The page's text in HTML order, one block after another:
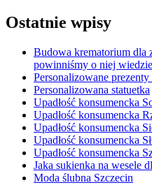
Ostatnie wpisy
Budowa krematorium dla
powinniśmy o niej
Personalizowane
Personalizowana statuetka
Upadłość konsumencka
Upadłość konsumencka
Upadłość konsumencka
Upadłość konsumencka
Upadłość konsumencka
Jaka sukienka na wesele
Moda ślubna Szczecin